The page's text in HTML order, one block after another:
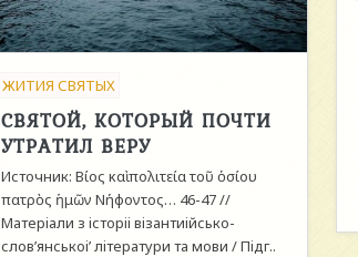
ЖИТИЯ СВЯТЫХ
СВЯТОЙ, КОТОРЫЙ ПОЧТИ
УТРАТИЛ ВЕРУ
Источник: Βίος καὶ πολιτεία τοῦ ὁσίου
πατρὸς ἡμῶν Νήφοντος… 46-47 //
Матерiали з iсторii вiзантиiйсько-
слов’янськоi’ лiтератури та мови / Пiдг..